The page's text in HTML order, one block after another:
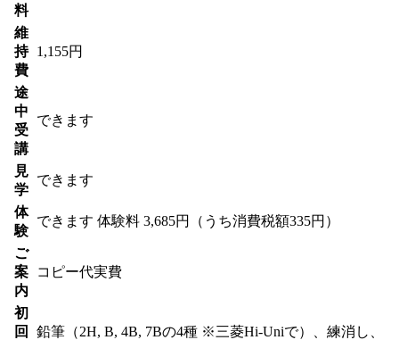
料
維
持
費
1,155円
途
中
受
講
できます
見
学
できます
体
験
できます 体験料 3,685円（うち消費税額335円）
ご
案
内
コピー代実費
初
回
鉛筆（2H, B, 4B, 7Bの4種 ※三菱Hi-Uniで）、練消し、